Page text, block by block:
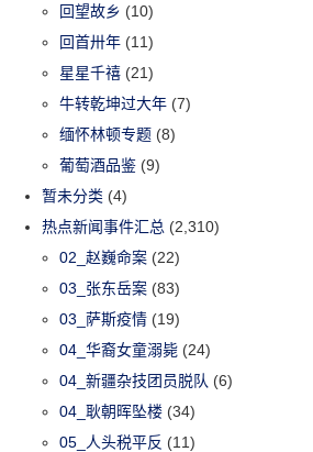
回望故乡 (10)
回首卅年 (11)
星星千禧 (21)
牛转乾坤过大年 (7)
缅怀林顿专题 (8)
葡萄酒品鉴 (9)
暂未分类 (4)
热点新闻事件汇总 (2,310)
02_赵巍命案 (22)
03_张东岳案 (83)
03_萨斯疫情 (19)
04_华裔女童溺毙 (24)
04_新疆杂技团员脱队 (6)
04_耿朝晖坠楼 (34)
05_人头税平反 (11)